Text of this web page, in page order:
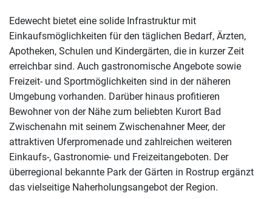
Edewecht bietet eine solide Infrastruktur mit
Einkaufsmöglichkeiten für den täglichen Bedarf, Ärzten,
Apotheken, Schulen und Kindergärten, die in kurzer Zeit
erreichbar sind. Auch gastronomische Angebote sowie
Freizeit- und Sportmöglichkeiten sind in der näheren
Umgebung vorhanden. Darüber hinaus profitieren
Bewohner von der Nähe zum beliebten Kurort Bad
Zwischenahn mit seinem Zwischenahner Meer, der
attraktiven Uferpromenade und zahlreichen weiteren
Einkaufs-, Gastronomie- und Freizeitangeboten. Der
überregional bekannte Park der Gärten in Rostrup ergänzt
das vielseitige Naherholungsangebot der Region.